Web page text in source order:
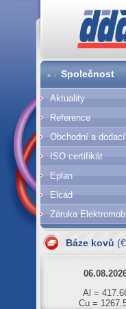
Společnost
Aktuality
Reference
Obchodní a
ISO certifikát
Eplan
Elcad
Záruka
Báze kovů
07.08.2026
Al = 420.61
Cu =
Cu =